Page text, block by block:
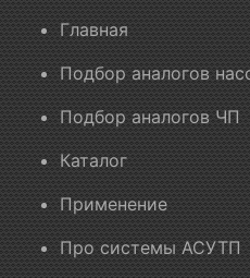
Главная
Подбор аналогов
Подбор аналогов ЧП
Каталог
Применение
Про системы АСУТП